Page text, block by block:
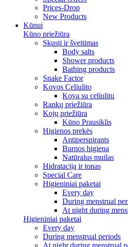
Prices-Drop
New Products
Kūnui
Kūno priežiūra
Skusti ir šveitimas
Body salts
Shower products
Bathing products
Snake Factor
Kovos Celiulito
Kova su celiulitu
Rankų priežiūra
Kojų priežiūra
Kūno Prausiklis
Higienos prekės
Antiperspirants
Burnos higiena
Natūralus muilas
Hidrataciją ir tonas
Special Care
Higieniniai paketai
Every day
During menstrual
At night during
Higieniniai paketai
Every day
During menstrual periods
At night during menstrual